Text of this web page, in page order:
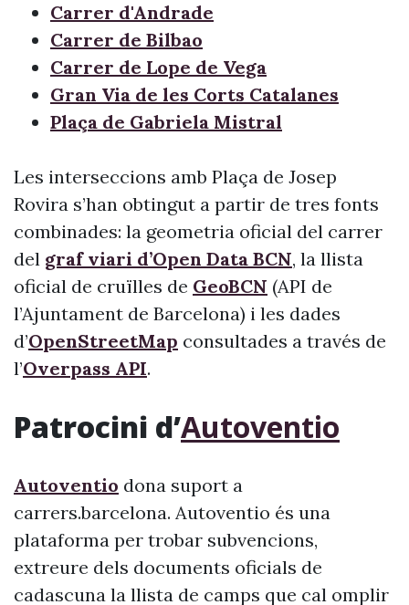
Carrer d'Andrade
Carrer de Bilbao
Carrer de Lope de Vega
Gran Via de les Corts Catalanes
Plaça de Gabriela Mistral
Les interseccions amb Plaça de Josep
Rovira s’han obtingut a partir de tres fonts
combinades: la geometria oficial del carrer
del graf viari d’Open Data BCN, la llista
oficial de cruïlles de GeoBCN (API de
l’Ajuntament de Barcelona) i les dades
d’OpenStreetMap consultades a través de
l’Overpass API.
Patrocini d’Autoventio
Autoventio dona suport a
carrers.barcelona. Autoventio és una
plataforma per trobar subvencions,
extreure dels documents oficials de
cadascuna la llista de camps que cal omplir